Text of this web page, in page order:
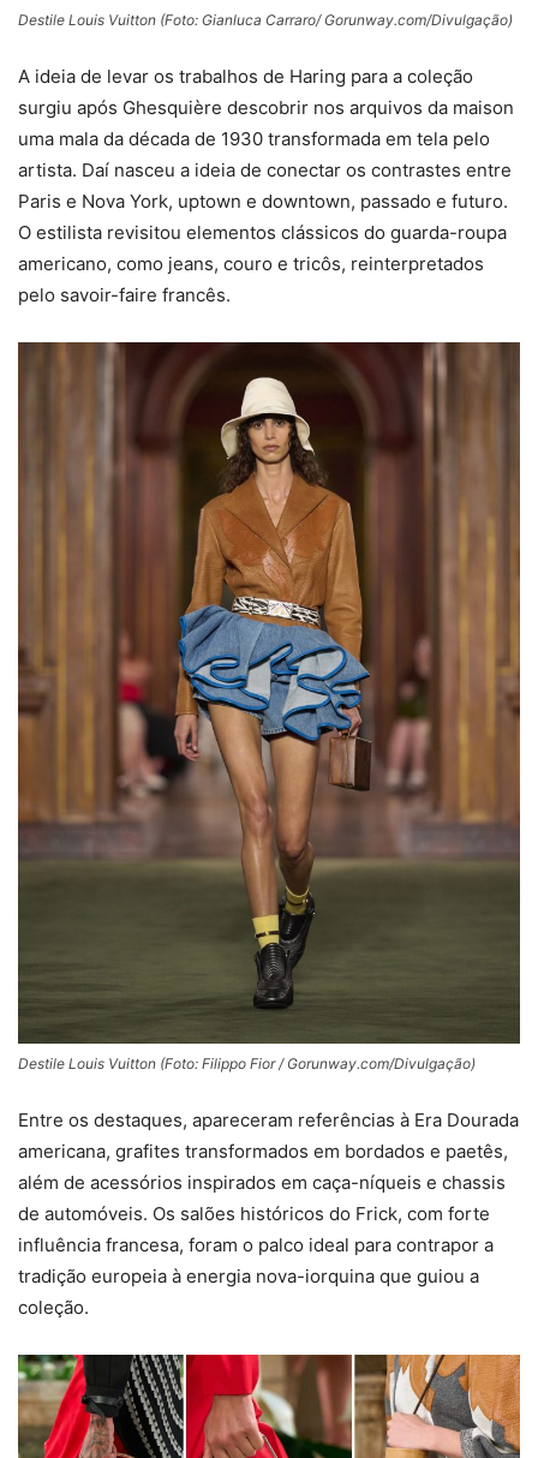
Destile Louis Vuitton (Foto: Gianluca Carraro/ Gorunway.com/Divulgação)
A ideia de levar os trabalhos de Haring para a coleção
surgiu após Ghesquière descobrir nos arquivos da maison
uma mala da década de 1930 transformada em tela pelo
artista. Daí nasceu a ideia de conectar os contrastes entre
Paris e Nova York, uptown e downtown, passado e futuro.
O estilista revisitou elementos clássicos do guarda-roupa
americano, como jeans, couro e tricôs, reinterpretados
pelo savoir-faire francês.
Destile Louis Vuitton (Foto: Filippo Fior / Gorunway.com/Divulgação)
Entre os destaques, apareceram referências à Era Dourada
americana, grafites transformados em bordados e paetês,
além de acessórios inspirados em caça-níqueis e chassis
de automóveis. Os salões históricos do Frick, com forte
influência francesa, foram o palco ideal para contrapor a
tradição europeia à energia nova-iorquina que guiou a
coleção.